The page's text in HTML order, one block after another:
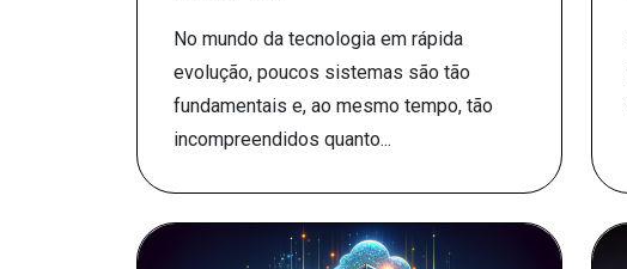
No mundo da tecnologia em rápida
evolução, poucos sistemas são tão
fundamentais e, ao mesmo tempo, tão
incompreendidos quanto...